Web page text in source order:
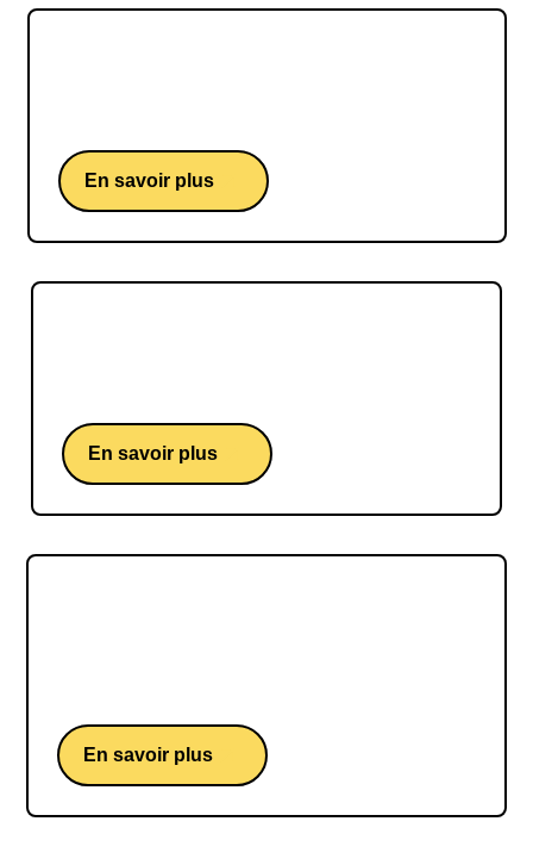
En savoir plus
En savoir plus
En savoir plus